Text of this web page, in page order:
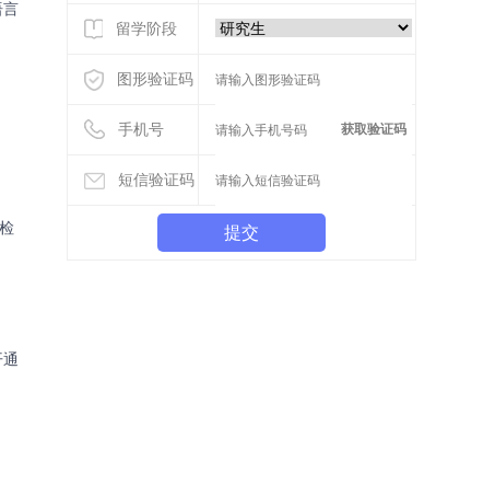
言
留学阶段
图形验证码
手机号 获取验证码
短信验证码
提交